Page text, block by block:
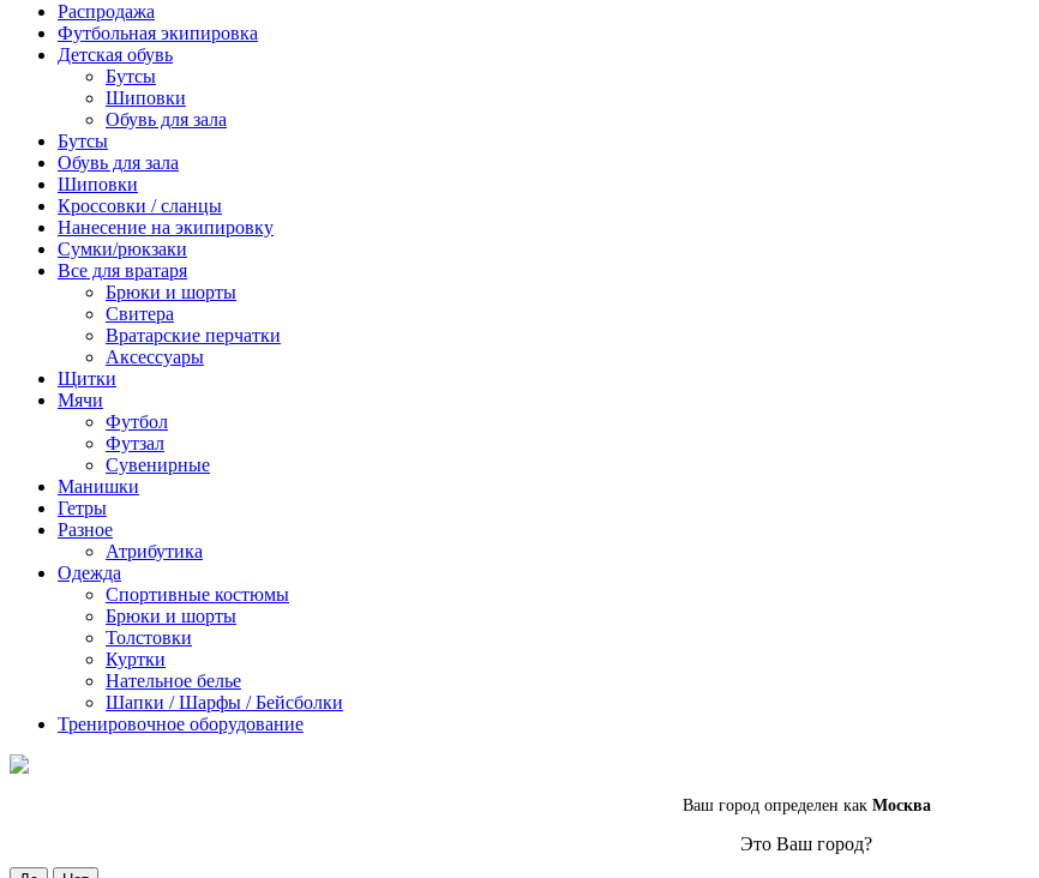
Распродажа
Футбольная экипировка
Детская обувь
Бутсы
Шиповки
Обувь для зала
Бутсы
Обувь для зала
Шиповки
Кроссовки / сланцы
Нанесение на экипировку
Сумки/рюкзаки
Все для вратаря
Брюки и шорты
Cвитера
Вратарские перчатки
Аксессуары
Щитки
Мячи
Футбол
Футзал
Сувенирные
Манишки
Гетры
Разное
Атрибутика
Одежда
Спортивные костюмы
Брюки и шорты
Толстовки
Куртки
Нательное белье
Шапки / Шарфы / Бейсболки
Тренировочное оборудование
Ваш город определен как Москва
Это Ваш город?